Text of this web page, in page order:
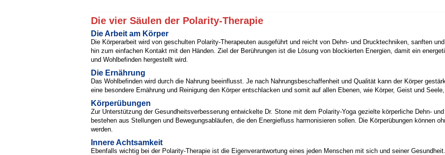
Die vier Säulen der Polarity-Therapie
Die Arbeit am Körper
Die Körperarbeit wird von geschulten Polarity-Therapeuten ausgeführt und reicht von Dehn- und Drucktechniken, sanften
hin zum einfachen Kontakt mit den Händen. Ziel der Berührungen ist die Lösung von blockierten Energien, damit ein
und Wohlbefinden hergestellt wird.
Die Ernährung
Das Wohlbefinden wird durch die Nahrung beeinflusst. Je nach Nahrungsbeschaffenheit und Qualität kann der Körper
eine besondere Ernährung und Reinigung den Körper entschlacken und somit auf allen Ebenen, wie Körper, Geist und
Körperübungen
Zur Unterstützung der Gesundheitsverbesserung entwickelte Dr. Stone mit dem Polarity-Yoga gezielte körperliche Dehn-
bestehen aus Stellungen und Bewegungsabläufen, die den Energiefluss harmonisieren sollen. Die Körperübungen können
werden.
Innere Achtsamkeit
Ebenfalls wichtig bei der Polarity-Therapie ist die Eigenverantwortung eines jeden Menschen mit sich und seiner